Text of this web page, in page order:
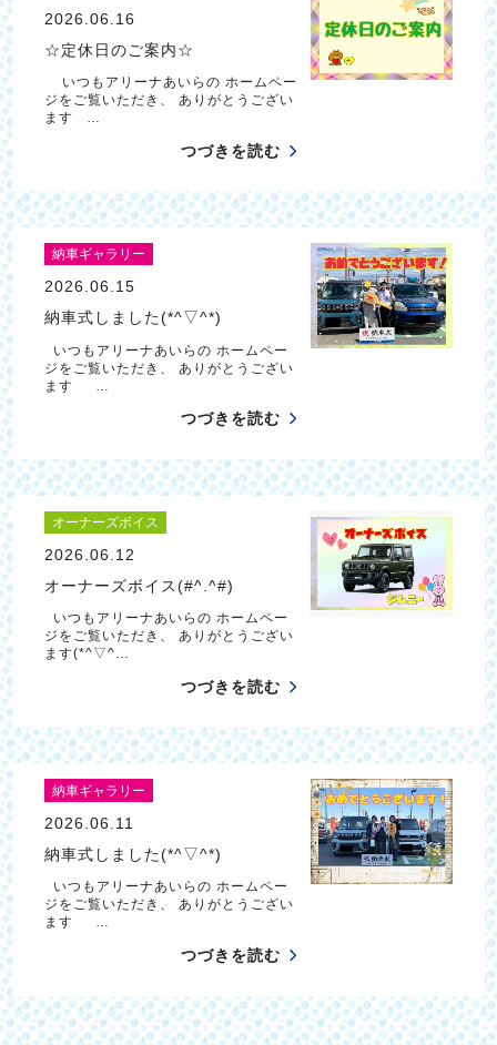
2026.06.16
☆定休日のご案内☆
いつもアリーナあいらの ホームペー
ジをご覧いただき、 ありがとうござい
ます …
つづきを読む
納車ギャラリー
2026.06.15
納車式しました(*^▽^*)
いつもアリーナあいらの ホームペー
ジをご覧いただき、 ありがとうござい
ます …
つづきを読む
オーナーズボイス
2026.06.12
オーナーズボイス(#^.^#)
いつもアリーナあいらの ホームペー
ジをご覧いただき、 ありがとうござい
ます(*^▽^…
つづきを読む
納車ギャラリー
2026.06.11
納車式しました(*^▽^*)
いつもアリーナあいらの ホームペー
ジをご覧いただき、 ありがとうござい
ます …
つづきを読む